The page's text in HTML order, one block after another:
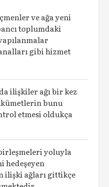
ve ağa yeni
toplumdaki
gibi hizmet
ilişkiler ağı bir kez
bunu
etmesi oldukça
yoluyla
hedeşeyen
ilişki ağları gittikçe